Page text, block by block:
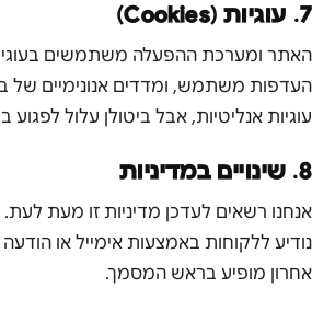
7. עוגיות (Cookies)
העדפות משתמש, ומדדים אנונימיים של
עוגיות אנליטיות, אבל ביטולן עלול לפגוע
8. שינויים במדיניות
אנחנו רשאים לעדכן מדיניות זו מעת
נודיע ללקוחות באמצעות אימייל או
אחרון מופיע בראש המסמך.